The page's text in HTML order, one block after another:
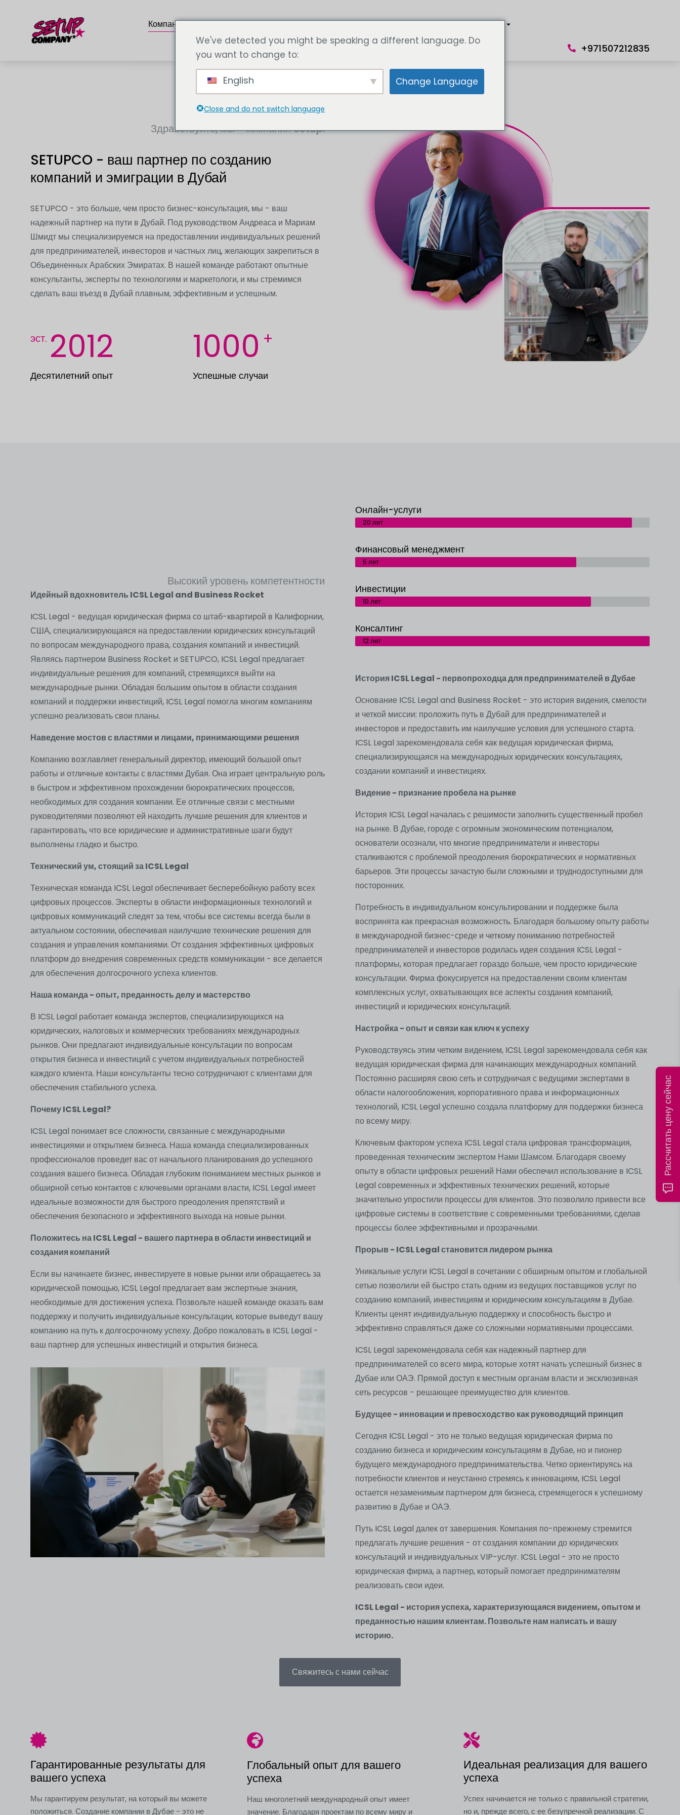
Компания Услуги Статья Рассчитайте цену сейчас Свяжитесь с нами Язык
+971507212835
Здравствуйте, мы - компания Setup.
SETUPCO - ваш партнер по созданию
компаний и эмиграции в Дубай
SETUPCO - это больше, чем просто бизнес-консультация, мы - ваш
надежный партнер на пути в Дубай. Под руководством Андреаса и Мариам
Шмидт мы специализируемся на предоставлении индивидуальных решений
для предпринимателей, инвесторов и частных лиц, желающих закрепиться в
Объединенных Арабских Эмиратах. В нашей команде работают опытные
консультанты, эксперты по технологиям и маркетологи, и мы стремимся
сделать ваш въезд в Дубай плавным, эффективным и успешным.
эст. 2012
Десятилетний опыт
1000 +
Успешные случаи
Высокий уровень компетентности
Идейный вдохновитель ICSL Legal and Business Rocket
ICSL Legal - ведущая юридическая фирма со штаб-квартирой в Калифорнии,
США, специализирующаяся на предоставлении юридических консультаций
по вопросам международного права, создания компаний и инвестиций.
Являясь партнером Business Rocket и SETUPCO, ICSL Legal предлагает
индивидуальные решения для компаний, стремящихся выйти на
международные рынки. Обладая большим опытом в области создания
компаний и поддержки инвестиций, ICSL Legal помогла многим компаниям
успешно реализовать свои планы.
Наведение мостов с властями и лицами, принимающими решения
Компанию возглавляет генеральный директор, имеющий большой опыт
работы и отличные контакты с властями Дубая. Она играет центральную роль
в быстром и эффективном прохождении бюрократических процессов,
необходимых для создания компании. Ее отличные связи с местными
руководителями позволяют ей находить лучшие решения для клиентов и
гарантировать, что все юридические и административные шаги будут
выполнены гладко и быстро.
Технический ум, стоящий за ICSL Legal
Техническая команда ICSL Legal обеспечивает бесперебойную работу всех
цифровых процессов. Эксперты в области информационных технологий и
цифровых коммуникаций следят за тем, чтобы все системы всегда были в
актуальном состоянии, обеспечивая наилучшие технические решения для
создания и управления компаниями. От создания эффективных цифровых
платформ до внедрения современных средств коммуникации - все делается
для обеспечения долгосрочного успеха клиентов.
Наша команда - опыт, преданность делу и мастерство
В ICSL Legal работает команда экспертов, специализирующихся на
юридических, налоговых и коммерческих требованиях международных
рынков. Они предлагают индивидуальные консультации по вопросам
открытия бизнеса и инвестиций с учетом индивидуальных потребностей
каждого клиента. Наши консультанты тесно сотрудничают с клиентами для
обеспечения стабильного успеха.
Почему ICSL Legal?
ICSL Legal понимает все сложности, связанные с международными
инвестициями и открытием бизнеса. Наша команда специализированных
профессионалов проведет вас от начального планирования до успешного
создания вашего бизнеса. Обладая глубоким пониманием местных рынков и
обширной сетью контактов с ключевыми органами власти, ICSL Legal имеет
идеальные возможности для быстрого преодоления препятствий и
обеспечения безопасного и эффективного выхода на новые рынки.
Положитесь на ICSL Legal - вашего партнера в области инвестиций и
создания компаний
Если вы начинаете бизнес, инвестируете в новые рынки или обращаетесь за
юридической помощью, ICSL Legal предлагает вам экспертные знания,
необходимые для достижения успеха. Позвольте нашей команде оказать вам
поддержку и получить индивидуальные консультации, которые выведут вашу
компанию на путь к долгосрочному успеху. Добро пожаловать в ICSL Legal -
ваш партнер для успешных инвестиций и открытия бизнеса.
Онлайн-услуги
20 лет
Финансовый менеджмент
5 лет
Инвестиции
10 лет
Консалтинг
12 лет
История ICSL Legal - первопроходца для предпринимателей в Дубае
Основание ICSL Legal and Business Rocket - это история видения, смелости
и четкой миссии: проложить путь в Дубай для предпринимателей и
инвесторов и предоставить им наилучшие условия для успешного старта.
ICSL Legal зарекомендовала себя как ведущая юридическая фирма,
специализирующаяся на международных юридических консультациях,
создании компаний и инвестициях.
Видение - признание пробела на рынке
История ICSL Legal началась с решимости заполнить существенный пробел
на рынке. В Дубае, городе с огромным экономическим потенциалом,
основатели осознали, что многие предприниматели и инвесторы
сталкиваются с проблемой преодоления бюрократических и нормативных
барьеров. Эти процессы зачастую были сложными и труднодоступными для
посторонних.
Потребность в индивидуальном консультировании и поддержке была
воспринята как прекрасная возможность. Благодаря большому опыту работы
в международной бизнес-среде и четкому пониманию потребностей
предпринимателей и инвесторов родилась идея создания ICSL Legal -
платформы, которая предлагает гораздо больше, чем просто юридические
консультации. Фирма фокусируется на предоставлении своим клиентам
комплексных услуг, охватывающих все аспекты создания компаний,
инвестиций и юридических консультаций.
Настройка - опыт и связи как ключ к успеху
Руководствуясь этим четким видением, ICSL Legal зарекомендовала себя как
ведущая юридическая фирма для начинающих международных компаний.
Постоянно расширяя свою сеть и сотрудничая с ведущими экспертами в
области налогообложения, корпоративного права и информационных
технологий, ICSL Legal успешно создала платформу для поддержки бизнеса
по всему миру.
Ключевым фактором успеха ICSL Legal стала цифровая трансформация,
проведенная техническим экспертом Нами Шамсом. Благодаря своему
опыту в области цифровых решений Нами обеспечил использование в ICSL
Legal современных и эффективных технических решений, которые
значительно упростили процессы для клиентов. Это позволило привести все
цифровые системы в соответствие с современными требованиями, сделав
процессы более эффективными и прозрачными.
Прорыв - ICSL Legal становится лидером рынка
Уникальные услуги ICSL Legal в сочетании с обширным опытом и глобальной
сетью позволили ей быстро стать одним из ведущих поставщиков услуг по
созданию компаний, инвестициям и юридическим консультациям в Дубае.
Клиенты ценят индивидуальную поддержку и способность быстро и
эффективно справляться даже со сложными нормативными процессами.
ICSL Legal зарекомендовала себя как надежный партнер для
предпринимателей со всего мира, которые хотят начать успешный бизнес в
Дубае или ОАЭ. Прямой доступ к местным органам власти и эксклюзивная
сеть ресурсов - решающее преимущество для клиентов.
Будущее - инновации и превосходство как руководящий принцип
Сегодня ICSL Legal - это не только ведущая юридическая фирма по
созданию бизнеса и юридическим консультациям в Дубае, но и пионер
будущего международного предпринимательства. Четко ориентируясь на
потребности клиентов и неустанно стремясь к инновациям, ICSL Legal
остается незаменимым партнером для бизнеса, стремящегося к успешному
развитию в Дубае и ОАЭ.
Путь ICSL Legal далек от завершения. Компания по-прежнему стремится
предлагать лучшие решения - от создания компании до юридических
консультаций и индивидуальных VIP-услуг. ICSL Legal - это не просто
юридическая фирма, а партнер, который помогает предпринимателям
реализовать свои идеи.
ICSL Legal - история успеха, характеризующаяся видением, опытом и
преданностью нашим клиентам. Позвольте нам написать и вашу
историю.
Свяжитесь с нами сейчас
Гарантированные результаты для
вашего успеха
Мы гарантируем результат, на который вы можете
положиться. Создание компании в Дубае - это не
Глобальный опыт для вашего
успеха
Наш многолетний международный опыт имеет
значение. Благодаря проектам по всему миру и
Идеальная реализация для вашего
успеха
Успех начинается не только с правильной стратегии,
но и, прежде всего, с ее безупречной реализации. С
We've detected you might be speaking a different language. Do
you want to change to:
English Change Language
Close and do not switch language
Рассчитать цену сейчас